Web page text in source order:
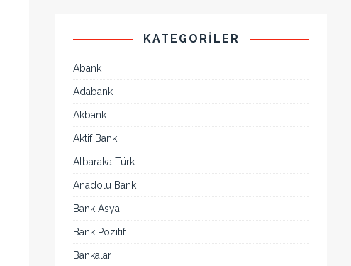
KATEGORILER
Abank
Adabank
Akbank
Aktif Bank
Albaraka Türk
Anadolu Bank
Bank Asya
Bank Pozitif
Bankalar